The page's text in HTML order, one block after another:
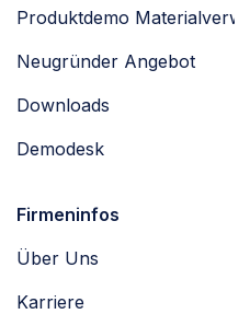
Produktdemo
Neugründer Angebot
Downloads
Demodesk
Firmeninfos
Über Uns
Karriere